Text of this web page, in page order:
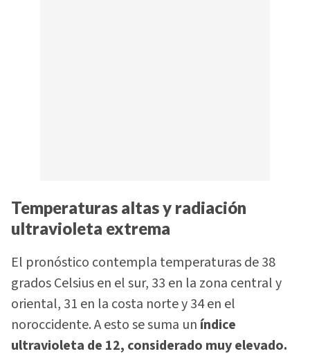
Temperaturas altas y radiación
ultravioleta extrema
El pronóstico contempla temperaturas de 38
grados Celsius en el sur, 33 en la zona central y
oriental, 31 en la costa norte y 34 en el
noroccidente. A esto se suma un índice
ultravioleta de 12, considerado muy elevado.